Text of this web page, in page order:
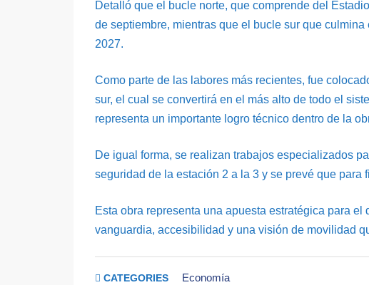
Detalló que el bucle norte, que comprende del
de septiembre, mientras que el bucle sur que
2027.
Como parte de las labores más recientes, fue
sur, el cual se convertirá en el más alto de todo el
representa un importante logro técnico dentro de la
De igual forma, se realizan trabajos especializados
seguridad de la estación 2 a la 3 y se prevé que
Esta obra representa una apuesta estratégica para
vanguardia, accesibilidad y una visión de movilidad
CATEGORIES Economía